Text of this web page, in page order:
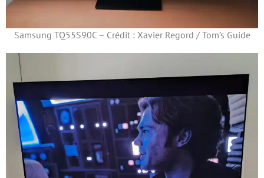
Samsung TQ55S90C – Crédit : Xavier Regord / Tom’s Guide